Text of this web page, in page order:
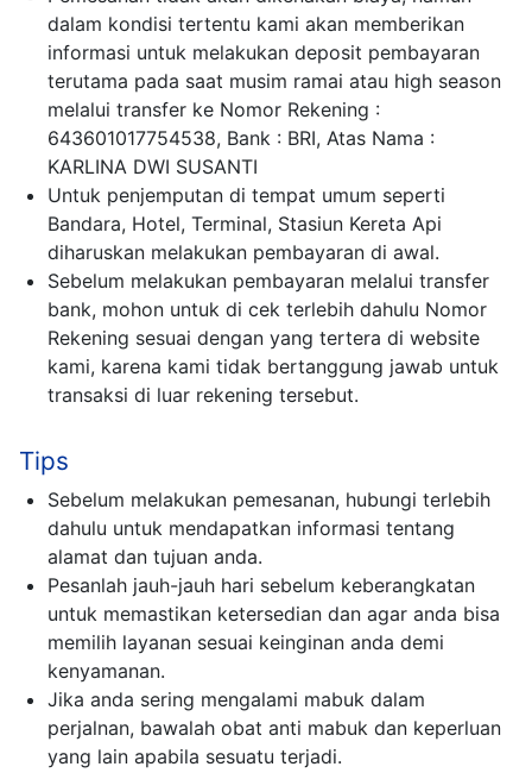
dalam kondisi tertentu kami akan memberikan
informasi untuk melakukan deposit pembayaran
terutama pada saat musim ramai atau high season
melalui transfer ke Nomor Rekening :
643601017754538, Bank : BRI, Atas Nama :
KARLINA DWI SUSANTI
Untuk penjemputan di tempat umum seperti
Bandara, Hotel, Terminal, Stasiun Kereta Api
diharuskan melakukan pembayaran di awal.
Sebelum melakukan pembayaran melalui transfer
bank, mohon untuk di cek terlebih dahulu Nomor
Rekening sesuai dengan yang tertera di website
kami, karena kami tidak bertanggung jawab untuk
transaksi di luar rekening tersebut.
Tips
Sebelum melakukan pemesanan, hubungi terlebih
dahulu untuk mendapatkan informasi tentang
alamat dan tujuan anda.
Pesanlah jauh-jauh hari sebelum keberangkatan
untuk memastikan ketersedian dan agar anda bisa
memilih layanan sesuai keinginan anda demi
kenyamanan.
Jika anda sering mengalami mabuk dalam
perjalnan, bawalah obat anti mabuk dan keperluan
yang lain apabila sesuatu terjadi.